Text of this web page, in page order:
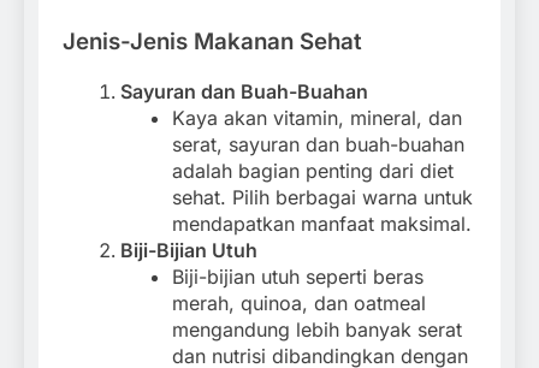
Jenis-Jenis Makanan Sehat
Sayuran dan Buah-Buahan
Kaya akan vitamin, mineral, dan
serat, sayuran dan buah-buahan
adalah bagian penting dari diet
sehat. Pilih berbagai warna untuk
mendapatkan manfaat maksimal.
Biji-Bijian Utuh
Biji-bijian utuh seperti beras
merah, quinoa, dan oatmeal
mengandung lebih banyak serat
dan nutrisi dibandingkan dengan